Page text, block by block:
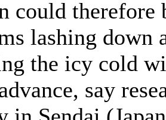
could therefore
lashing down
the icy cold
say